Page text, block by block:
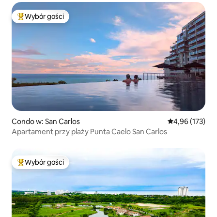
Najpopularniejsze z kategorii Wybór gości
Wybór gości
Condo w: San Carlos Średnia
4,96 (173)
Apartament przy plaży Punta Caelo San Carlos
Najpopularniejsze z kategorii Wybór gości
Wybór gości